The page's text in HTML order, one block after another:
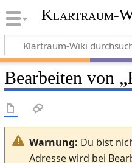
Klartraum-
Bearbeiten von „
Warnung: Du bist
Adresse wird bei